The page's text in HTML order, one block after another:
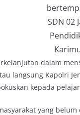
SDN 02
dalam
langsung Kapolri
kepada
yang